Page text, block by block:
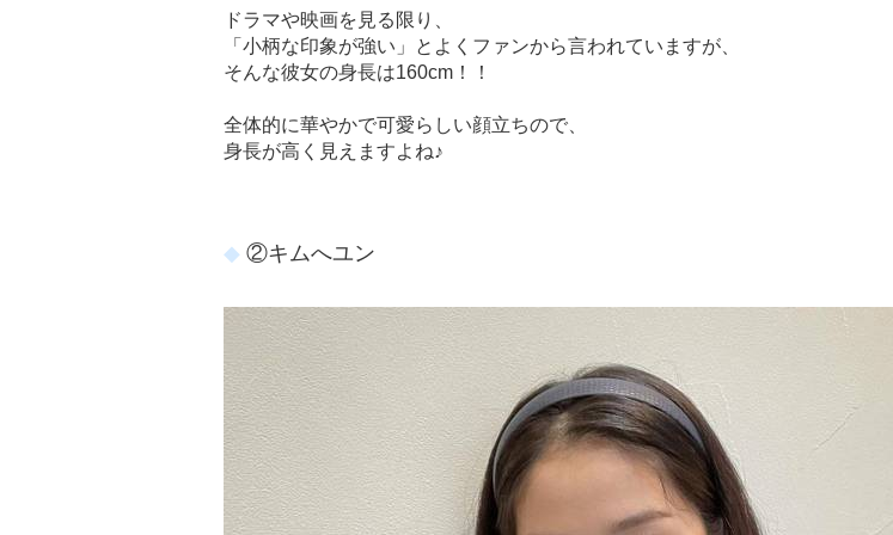
ドラマや映画を見る限り、
「小柄な印象が強い」とよくファンから言われていますが、
そんな彼女の身長は160cm！！
全体的に華やかで可愛らしい顔立ちので、
身長が高く見えますよね♪
②キムへユン